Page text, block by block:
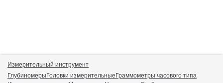
Измерительный инструмент
ГлубиномерыГоловки измерительныеГраммометры часового типа